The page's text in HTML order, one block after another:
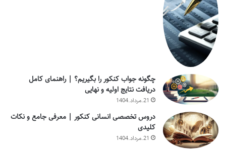
چگونه جواب کنکور را بگیریم؟ | راهنمای کامل
دریافت نتایج اولیه و نهایی
21.مرداد.1404
دروس تخصصی انسانی کنکور | معرفی جامع و نکات
کلیدی
21.مرداد.1404